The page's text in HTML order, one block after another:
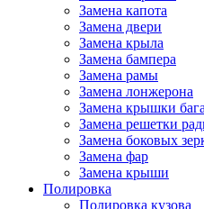
Замена капота
Замена двери
Замена крыла
Замена бампера
Замена рамы
Замена лонжерона
Замена крышки
Замена решетки
Замена боковых
Замена фар
Замена крыши
Полировка
Полировка кузова